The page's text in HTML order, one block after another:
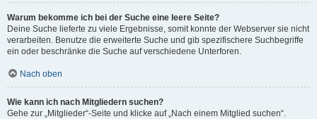
Warum bekomme ich bei der Suche eine leere Seite?
Deine Suche lieferte zu viele Ergebnisse, somit konnte der Webserver sie nicht
verarbeiten. Benutze die erweiterte Suche und gib spezifischere Suchbegriffe
ein oder beschränke die Suche auf verschiedene Unterforen.
Nach oben
Wie kann ich nach Mitgliedern suchen?
Gehe zur „Mitglieder“-Seite und klicke auf „Nach einem Mitglied suchen“.